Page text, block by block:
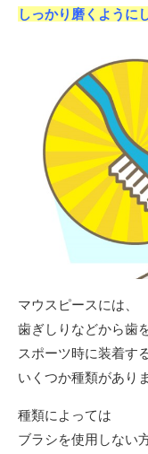
しっかり磨くように
マウスピースには、
歯ぎしりなどから歯
スポーツ時に装着す
いくつか種類があり
種類によっては
ブラシを使用しない